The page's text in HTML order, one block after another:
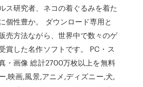
ス研究者、ネコの着ぐるみを着た
個性豊か。 ダウンロード専用と
売方法ながら、世界中で数々のゲ
賞した名作ソフトです。 PC・ス
・画像 総計2700万枚以上を無料
,映画,風景,アニメ,ディズニー,犬,